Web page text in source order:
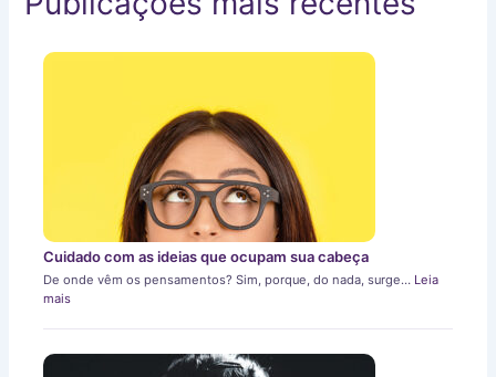
Cuidado com as ideias que ocupam sua cabeça
De onde vêm os pensamentos? Sim, porque, do nada, surge… Leia
mais